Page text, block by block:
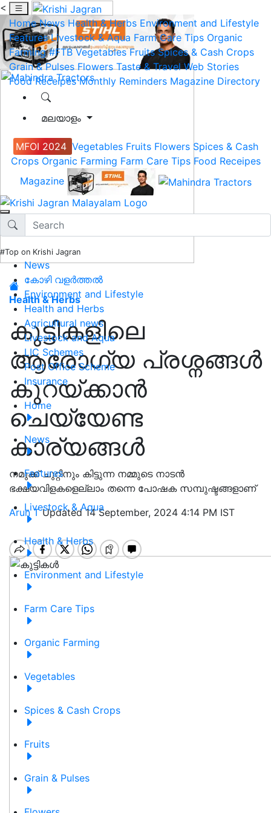
<
Home News Health & Herbs Environment and Lifestyle
Features Livestock & Aqua Farm Care Tips Organic
Farming #FTB Vegetables Fruits Spices & Cash Crops
Grain & Pulses Flowers Taste & Travel Web Stories
Food Receipes Monthly Reminders Magazine Directory
മലയാളം
MFOI 2024 Vegetables Fruits Flowers Spices & Cash
Crops Organic Farming Farm Care Tips Food Receipes
Magazine
#Top on Krishi Jagran
News
കോഴി വളർത്തൽ
Environment and Lifestyle
Health and Herbs
Agricultural news
Livestock and Aqua
LIC Schemes
Post Office Scheme
Insurance
Home
News
Features
Livestock & Aqua
Health & Herbs
Environment and Lifestyle
Farm Care Tips
Organic Farming
Vegetables
Spices & Cash Crops
Fruits
Grain & Pulses
Health & Herbs
കുട്ടികളിലെ
ആരോഗ്യ പ്രശ്നങ്ങൾ
കുറയ്ക്കാൻ
ചെയ്യേണ്ട
കാര്യങ്ങൾ
നമുക്ക് ചുറ്റിനും കിട്ടുന്ന നമ്മുടെ നാടൻ
ഭക്ഷ്യവിളകളെല്ലാം തന്നെ പോഷക സമ്പുഷ്ടങ്ങളാണ്
Arun TUpdated 14 September, 2024 4:14 PM IST